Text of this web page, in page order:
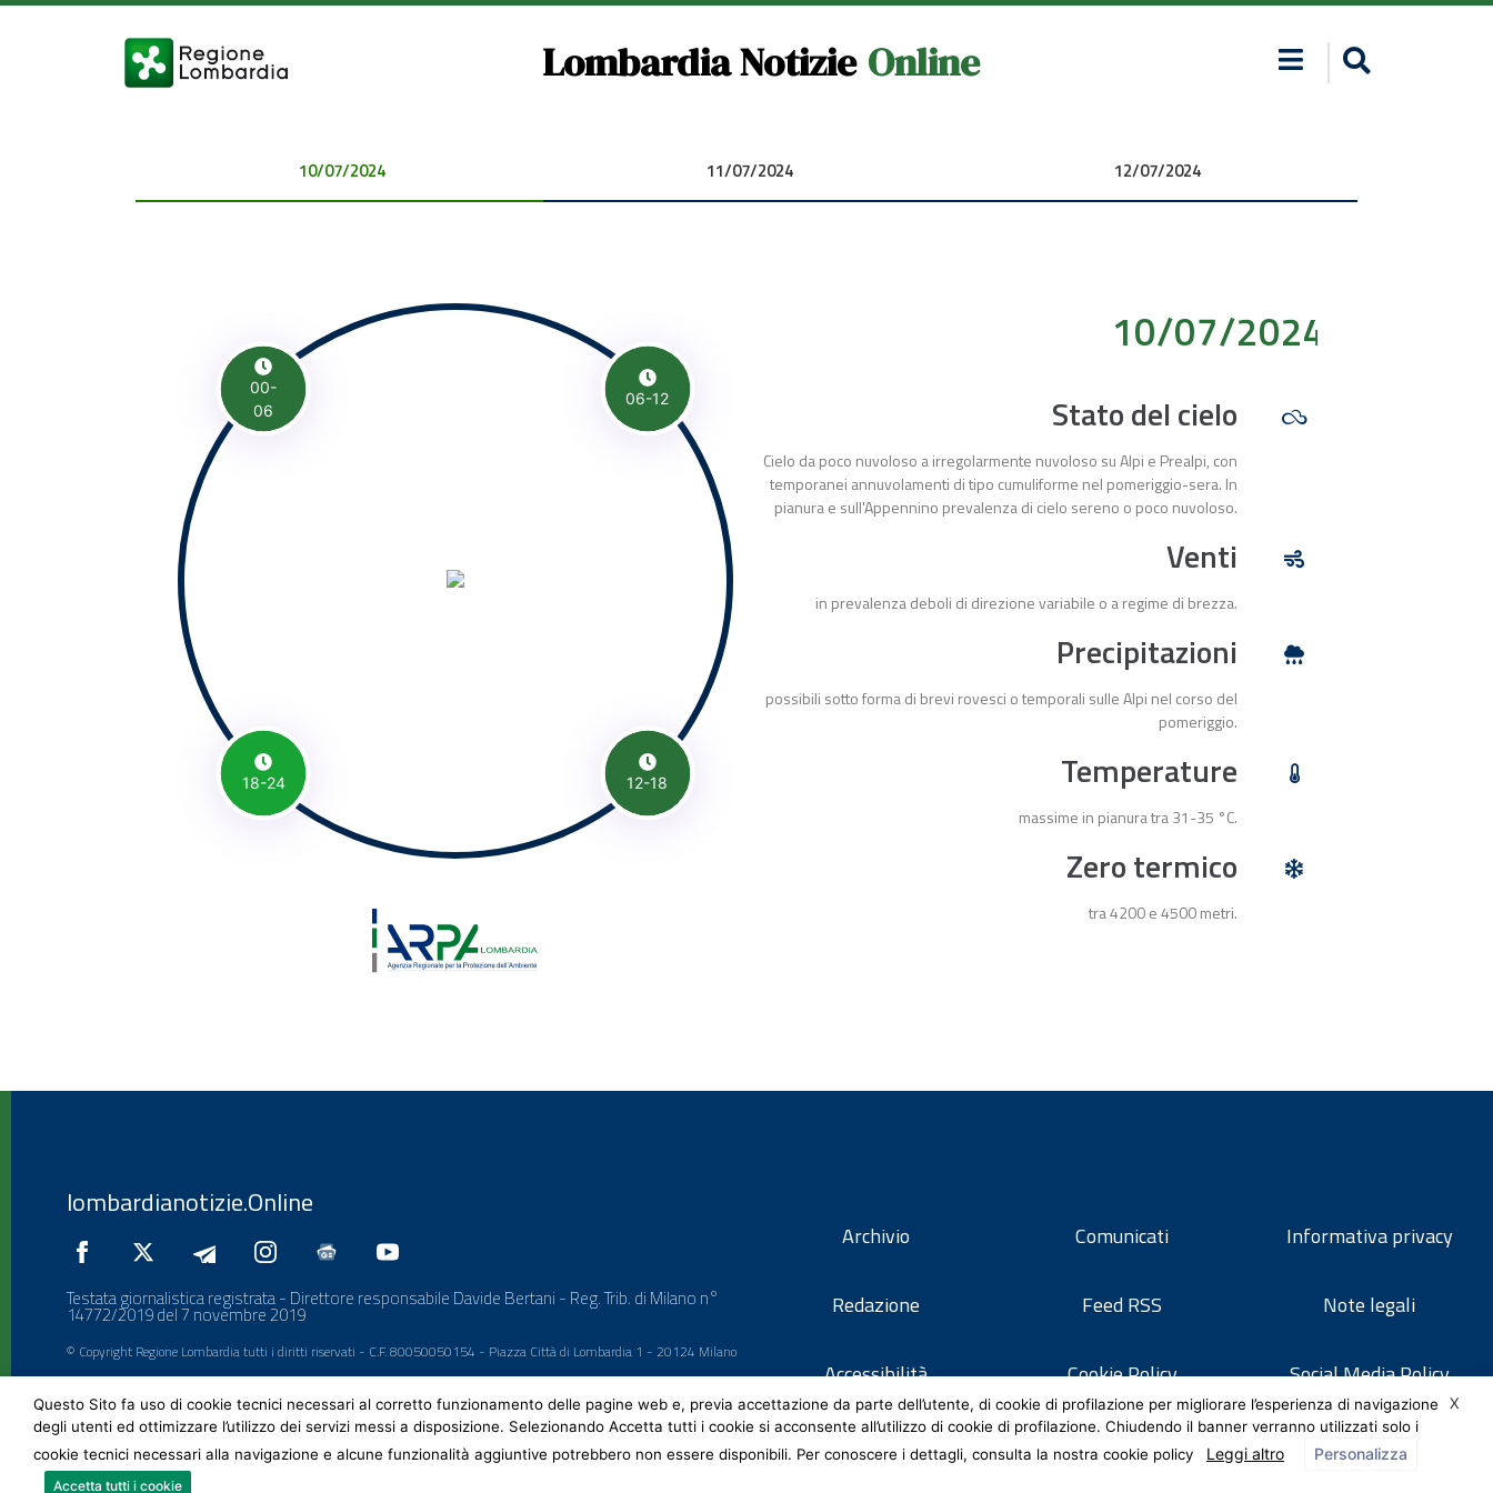
Lombardia Notizie Online
10/07/2024 00:00:00 11/07/2024 00:00:00 12/07/2024 00:00:00
00-
06
06-12
18-24 12-18
10/07/2024 00:00:00
Stato del cielo
Cielo da poco nuvoloso a irregolarmente nuvoloso su Alpi e Prealpi, con
temporanei annuvolamenti di tipo cumuliforme nel pomeriggio-sera. In
pianura e sull'Appennino prevalenza di cielo sereno o poco nuvoloso.
Venti
in prevalenza deboli di direzione variabile o a regime di brezza.
Precipitazioni
possibili sotto forma di brevi rovesci o temporali sulle Alpi nel corso del
pomeriggio.
Temperature
massime in pianura tra 31-35 °C.
Zero termico
tra 4200 e 4500 metri.
lombardianotizie.Online
Testata giornalistica registrata - Direttore responsabile Davide Bertani - Reg. Trib. di Milano n°
14772/2019 del 7 novembre 2019
© Copyright Regione Lombardia tutti i diritti riservati - C.F. 80050050154 - Piazza Città di Lombardia 1 - 20124 Milano
Archivio
Redazione
Accessibilità
Comunicati
Feed RSS
Cookie Policy
Informativa privacy
Note legali
Social Media Policy
X
Questo Sito fa uso di cookie tecnici necessari al corretto funzionamento delle pagine web e, previa accettazione da parte dell’utente, di cookie di profilazione per migliorare l’esperienza di navigazione
degli utenti ed ottimizzare l’utilizzo dei servizi messi a disposizione. Selezionando Accetta tutti i cookie si acconsente all’utilizzo di cookie di profilazione. Chiudendo il banner verranno utilizzati solo i
cookie tecnici necessari alla navigazione e alcune funzionalità aggiuntive potrebbero non essere disponibili. Per conoscere i dettagli, consulta la nostra cookie policy
Leggi altro Personalizza
Accetta tutti i cookie